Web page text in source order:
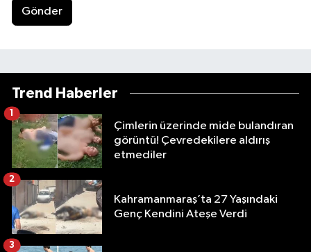
Gönder
Trend Haberler
Çimlerin üzerinde mide bulandıran
görüntü! Çevredekilere aldırış
etmediler
1
Kahramanmaraş’ta 27 Yaşındaki
Genç Kendini Ateşe Verdi
2
3